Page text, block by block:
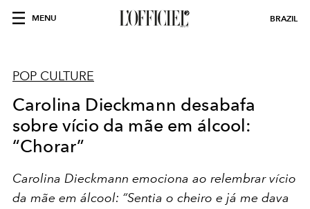
MENU BRAZIL
POP CULTURE
Carolina Dieckmann desabafa
sobre vício da mãe em álcool:
“Chorar”
Carolina Dieckmann emociona ao relembrar vício
da mãe em álcool: “Sentia o cheiro e já me dava